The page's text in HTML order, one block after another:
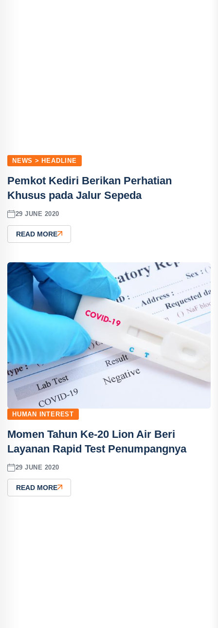
NEWS > HEADLINE
Pemkot Kediri Berikan Perhatian
Khusus pada Jalur Sepeda
29 JUNE 2020
READ MORE
HUMAN INTEREST
Momen Tahun Ke-20 Lion Air Beri
Layanan Rapid Test Penumpangnya
29 JUNE 2020
READ MORE